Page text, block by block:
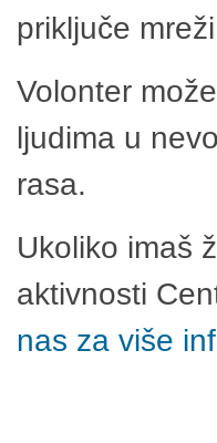
priključe
Volonter
ljudima u
rasa.
Ukoliko imaš
aktivnosti
nas za više